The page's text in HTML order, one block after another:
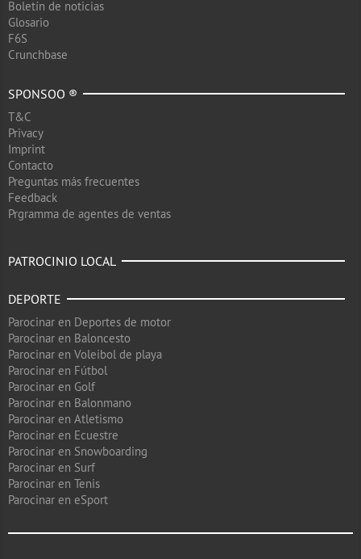
Boletín de noticias
Glosario
F6S
Crunchbase
SPONSOO ®
T&C
Privacy
Imprint
Contacto
Preguntas más frecuentes
Feedback
Prgramma de agentes de ventas
PATROCINIO LOCAL
DEPORTE
Parocinar en Deportes de motor
Parocinar en Baloncesto
Parocinar en Voleibol de playa
Parocinar en Fútbol
Parocinar en Golf
Parocinar en Balonmano
Parocinar en Atletismo
Parocinar en Ecuestre
Parocinar en Snowboarding
Parocinar en Surf
Parocinar en Tenis
Parocinar en eSport